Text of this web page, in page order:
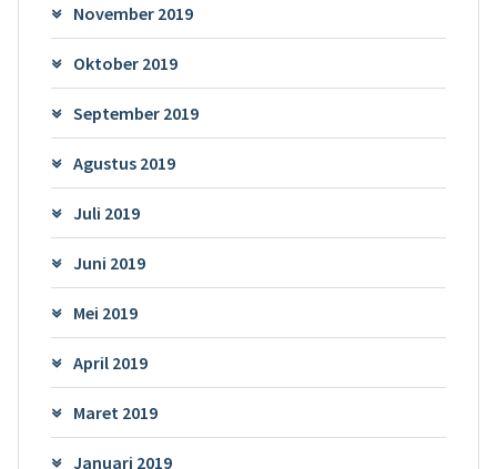
November 2019
Oktober 2019
September 2019
Agustus 2019
Juli 2019
Juni 2019
Mei 2019
April 2019
Maret 2019
Januari 2019